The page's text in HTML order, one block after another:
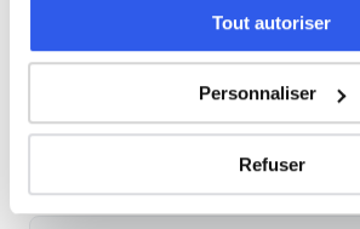
Tout autoriser
Personnaliser
Refuser
Cours par niveau
Première
Autres lycées à proximité